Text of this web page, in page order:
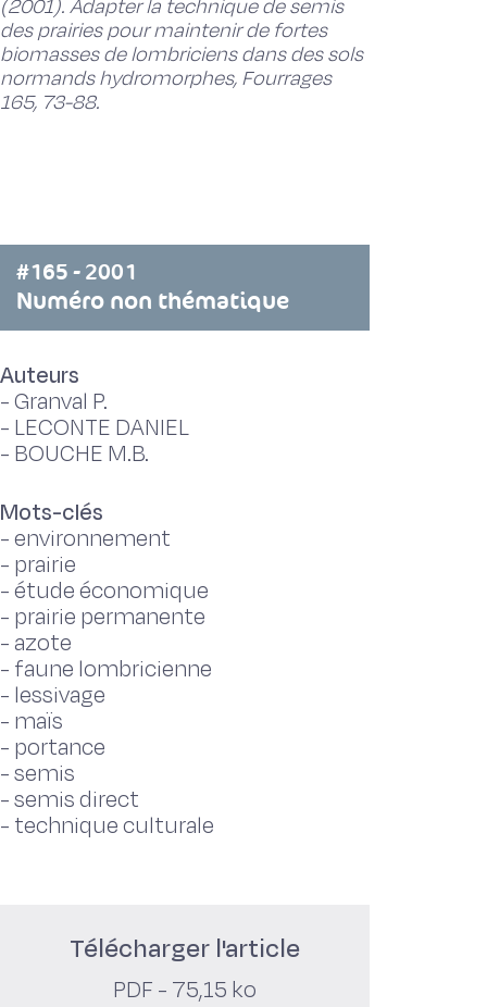
(2001). Adapter la technique de semis
des prairies pour maintenir de fortes
biomasses de lombriciens dans des sols
normands hydromorphes, Fourrages
165, 73-88.
#165 - 2001
Numéro non thématique
Auteurs
-Granval P.
- LECONTE DANIEL
- BOUCHE M.B.
Mots-clés
-environnement
- prairie
-étude économique
- prairie permanente
- azote
- faune lombricienne
- lessivage
- maïs
- portance
-semis
-semis direct
- technique culturale
Télécharger l'article
PDF - 75,15 ko